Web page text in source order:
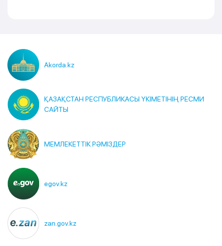
Akorda.kz
ҚАЗАҚСТАН РЕСПУБЛИКАСЫ ҮКІМЕТІНІҢ РЕСМИ
САЙТЫ
МЕМЛЕКЕТТІК РӘМІЗДЕР
egov.kz
zan.gov.kz